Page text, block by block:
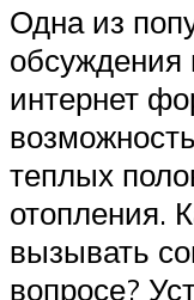
Одна из
обсуждения
интернет
теплых
отопления.
вызывать
вопросе?